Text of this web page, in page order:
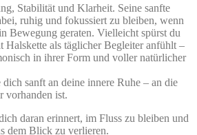
Stabilität und Klarheit. Seine sanfte
ruhig und fokussiert zu bleiben, wenn
Bewegung geraten. Vielleicht spürst du
Halskette als täglicher Begleiter anfühlt –
in ihrer Form und voller natürlicher
sanft an deine innere Ruhe – an die
vorhanden ist.
daran erinnert, im Fluss zu bleiben und
dem Blick zu verlieren.